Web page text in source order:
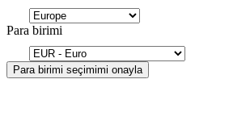
Para birimi
Para birimi seçimimi onayla